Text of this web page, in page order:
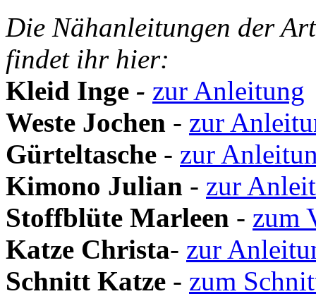
Die Nähanleitungen der
findet ihr hier:
Kleid Inge - zur Anleitung
Weste Jochen - zur
Gürteltasche - zur
Kimono Julian - zur
Stoffblüte Marleen - zum
Katze Christa- zur
Schnitt Katze - zum